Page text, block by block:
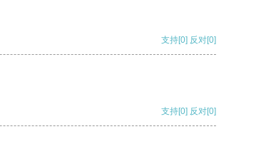
支持[0] 反对[0]
支持[0] 反对[0]